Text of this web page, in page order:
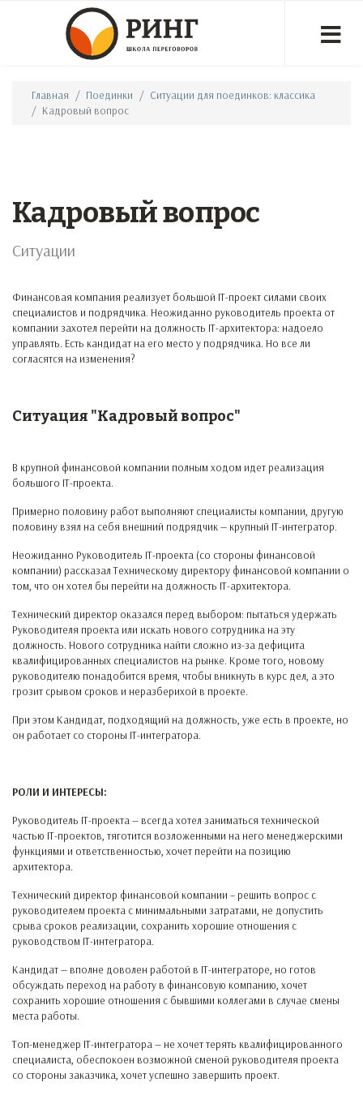
Главная Поединки
Ситуации для поединков: классика
Кадровый вопрос
Кадровый вопрос
Ситуации
Финансовая компания реализует большой IT-проект силами своих
специалистов и подрядчика. Неожиданно руководитель проекта от
компании захотел перейти на должность IT-архитектора: надоело
управлять. Есть кандидат на его место у подрядчика. Но все ли
согласятся на изменения?
Ситуация "Кадровый вопрос"
В крупной финансовой компании полным ходом идет реализация
большого IT-проекта.
Примерно половину работ выполняют специалисты компании, другую
половину взял на себя внешний подрядчик — крупный IT-интегратор.
Неожиданно Руководитель IT-проекта (со стороны финансовой
компании) рассказал Техническому директору финансовой компании о
том, что он хотел бы перейти на должность IT-архитектора.
Технический директор оказался перед выбором: пытаться удержать
Руководителя проекта или искать нового сотрудника на эту
должность. Нового сотрудника найти сложно из-за дефицита
квалифицированных специалистов на рынке. Кроме того, новому
руководителю понадобится время, чтобы вникнуть в курс дел, а это
грозит срывом сроков и неразберихой в проекте.
При этом Кандидат, подходящий на должность, уже есть в проекте, но
он работает со стороны IT-интегратора.
РОЛИ И ИНТЕРЕСЫ:
Руководитель IT-проекта — всегда хотел заниматься технической
частью IT-проектов, тяготится возложенными на него менеджерскими
функциями и ответственностью, хочет перейти на позицию
архитектора.
Технический директор финансовой компании – решить вопрос с
руководителем проекта с минимальными затратами, не допустить
срыва сроков реализации, сохранить хорошие отношения с
руководством IT-интегратора.
Кандидат — вполне доволен работой в IT-интеграторе, но готов
обсуждать переход на работу в финансовую компанию, хочет
сохранить хорошие отношения с бывшими коллегами в случае смены
места работы.
Топ-менеджер IT-интегратора — не хочет терять квалифицированного
специалиста, обеспокоен возможной сменой руководителя проекта
со стороны заказчика, хочет успешно завершить проект.